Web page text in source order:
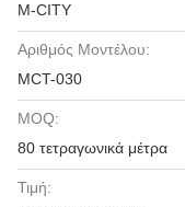
M-CITY
Αριθμός Μοντέλου:
MCT-030
MOQ:
80 τετραγωνικά μέτρα
Τιμή: